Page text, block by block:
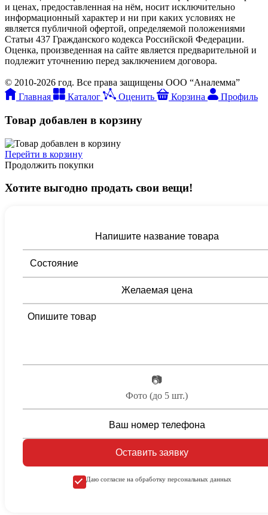
и ценах, предоставленная на нём, носит исключительно
информационный характер и ни при каких условиях не
является публичной офертой, определяемой положениями
Статьи 437 Гражданского кодекса Российской Федерации.
Оценка, произведенная на сайте является предварительной и
подлежит уточнению перед заключением договора.
© 2010-2026 год. Все права защищены ООО “Аналемма”
Главная
Каталог Оценить Корзина Профиль
Товар добавлен в корзину
Перейти в корзину
Продолжить покупки
Хотите выгодно продать свои вещи!
📷
Фото (до 5 шт.)
Оставить заявку
Даю согласие на обработку персональных данных